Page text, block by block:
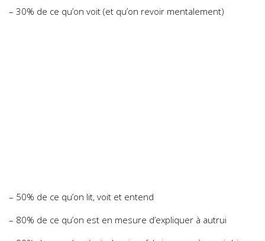
– 30% de ce qu’on voit (et qu’on revoir mentalement)
– 50% de ce qu’on lit, voit et entend
– 80% de ce qu’on est en mesure d’expliquer à autrui